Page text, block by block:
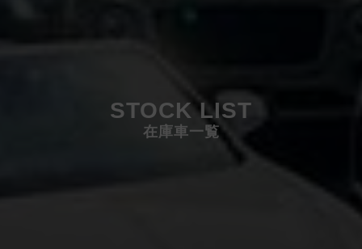
STOCK LIST
在庫車一覧